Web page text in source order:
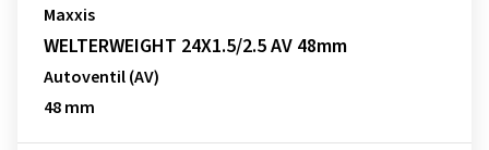
Maxxis
WELTERWEIGHT 24X1.5/2.5 AV 48mm
Autoventil (AV)
48 mm